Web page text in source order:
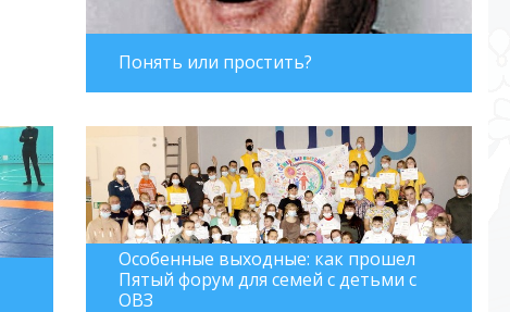
Понять или простить?
Особенные выходные: как прошел
Пятый форум для семей с детьми с
ОВЗ